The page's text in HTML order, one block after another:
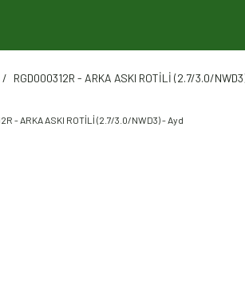
RGD000312R - ARKA ASKI ROTİLİ (2.7/3.0/